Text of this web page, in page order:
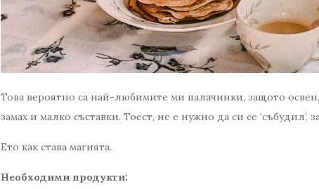
Това вероятно са най-любимите ми палачинки, защото освен,
замах и малко съставки. Тоест, не е нужно да си се ‘събудил’,
Ето как става магията.
Необходими продукти: